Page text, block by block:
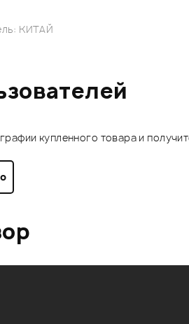
КИТАЙ
купленного товара и